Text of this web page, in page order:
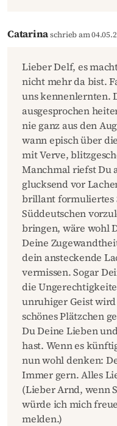
Catarinaschrieb am
Lieber Delf, es
nicht mehr da bist.
uns kennenlernten.
ausgesprochen
nie ganz aus den
wann episch über
mit Verve,
Manchmal riefst Du
glucksend vor
brillant formuliertes
Süddeutschen
bringen, wäre wohl
Deine
dein ansteckende
vermissen. Sogar
die
unruhiger Geist
schönes Plätzchen
Du Deine Lieben
hast. Wenn es
nun wohl denken:
Immer gern. Alles
(Lieber Arnd, wenn
würde ich mich
melden.)